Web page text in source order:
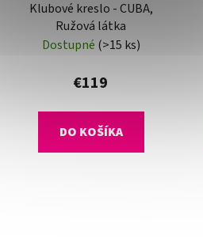
Klubové kreslo - CUBA,
Ružová látka
Dostupné (>15 ks)
€119
DO KOŠÍKA